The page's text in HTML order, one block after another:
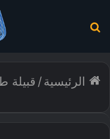
الرئيسية/ قبيلة